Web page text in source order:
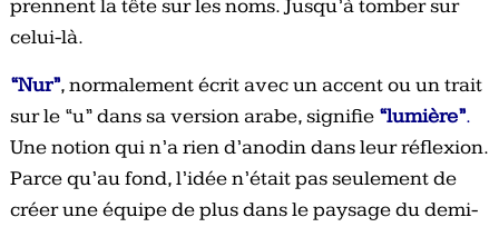
prennent la tête sur les noms. Jusqu’à tomber sur
celui-là.
“Nur”, normalement écrit avec un accent ou un trait
sur le “u” dans sa version arabe, signifie “lumière”.
Une notion qui n’a rien d’anodin dans leur réflexion.
Parce qu’au fond, l’idée n’était pas seulement de
créer une équipe de plus dans le paysage du demi-